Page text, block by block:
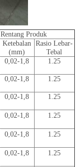
Rentang Produk
Ketebalan
(mm)
Rasio Lebar-
Tebal
0,02-1,8 1.25
0,02-1,8 1.25
0,02-1,8 1.25
0,02-1,8 1.25
0,02-1,8 1.25
0,02-1,8 1.25